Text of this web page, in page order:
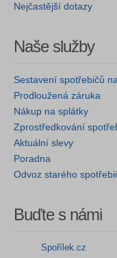
Nejčastější dotazy
Naše služby
Sestavení spotřebičů
Prodloužená záruka
Nákup na splátky
Zprostředkování
Aktuální slevy
Poradna
Odvoz starého
Buďte s námi
Spořílek.cz